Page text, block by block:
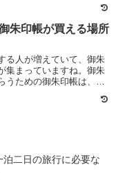
楽しむことです。目的は
環境やそこにあるオリジ
験し、そ...
朱印帳が買える場所
る人が増えていて、御朱
集まっていますね。御朱
うための御朱印帳は、お
に入りの御朱印帳を見つ
泊二日の旅行に必要な